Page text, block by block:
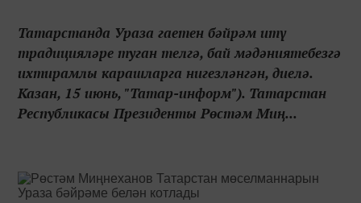
Татарстанда Ураза гаетен бәйрәм итү
традицияләре туган телгә, бай мәдәниятебезгә
ихтирамлы карашларга нигезләнгән, диелә.
Казан, 15 июнь, "Татар-информ"). Татарстан
Республикасы Президенты Рөстәм Миң...